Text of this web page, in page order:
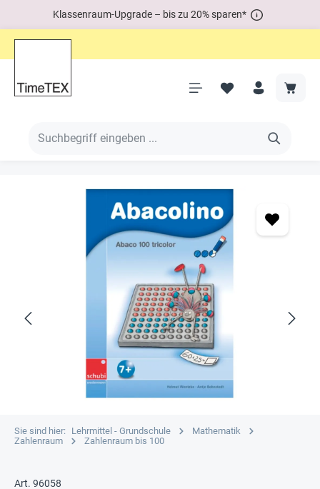
Klassenraum-Upgrade – bis zu 20% sparen*
Sie sind hier: Lehrmittel - Grundschule
Mathematik
Zahlenraum
Zahlenraum bis 100
Art. 96058